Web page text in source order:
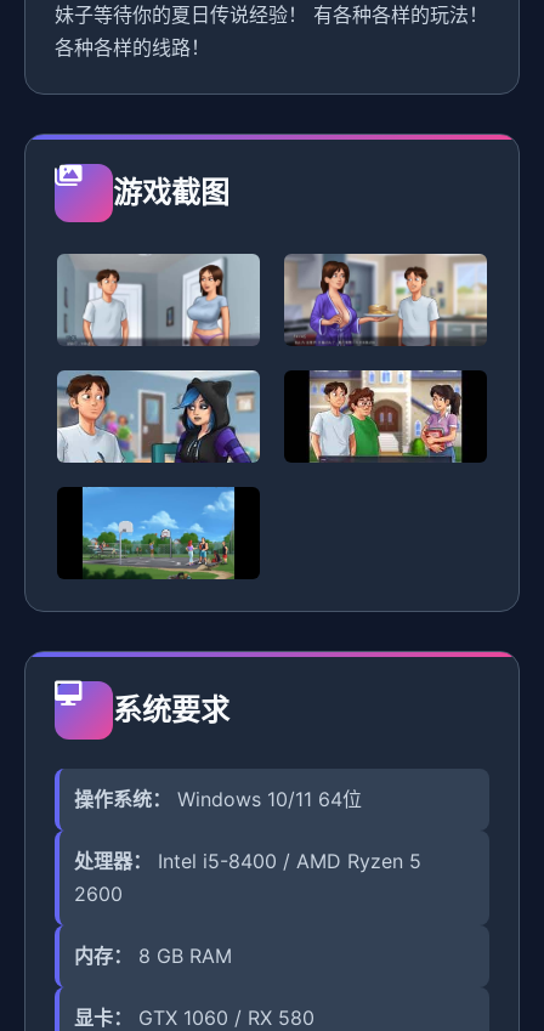
妹子等待你的夏日传说经验！ 有各种各样的玩法！
各种各样的线路！
游戏截图
系统要求
操作系统： Windows 10/11 64位
处理器：
Intel i5-8400 / AMD Ryzen 5
2600
内存： 8 GB RAM
显卡： GTX 1060 / RX 580